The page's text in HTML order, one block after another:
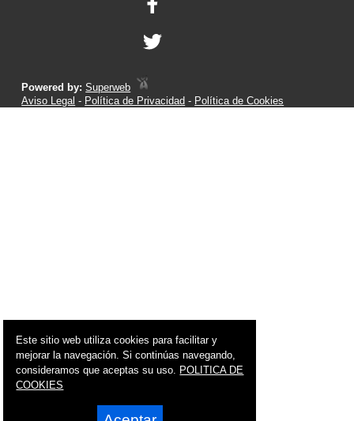
Powered by:Superweb
Aviso Legal - Política de Privacidad - Política de Cookies
Este sitio web utiliza cookies para facilitar y
mejorar la navegación. Si continúas navegando,
consideramos que aceptas su uso. POLITICA DE
COOKIES